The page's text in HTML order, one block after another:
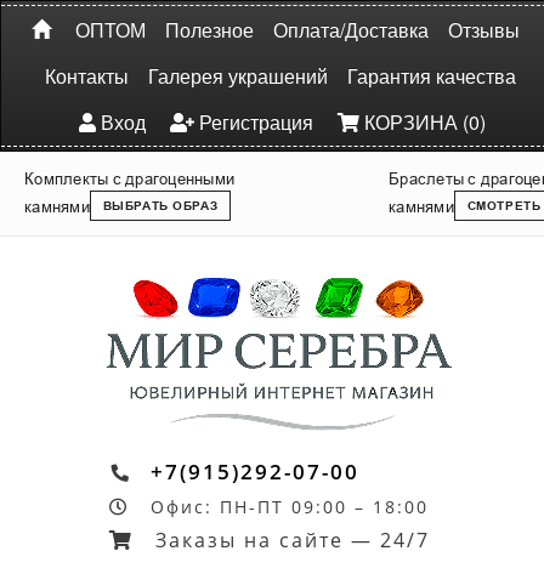
ОПТОМ Полезное Оплата/Доставка
Отзывы
Контакты
Галерея украшений
Гарантия качества
Вход
Регистрация КОРЗИНА (0)
Комплекты с драгоценными
камнями
ВЫБРАТЬ ОБРАЗ
Браслеты с
камнями
СМОТРЕТЬ
+7(915)292-07-00
Офис: ПН-ПТ 09:00 – 18:00
Заказы на сайте — 24/7